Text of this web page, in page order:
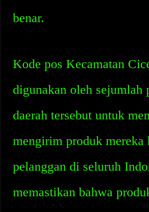
benar.
Kode pos Kecamatan
digunakan oleh sejumlah
daerah tersebut untuk
mengirim produk mereka
pelanggan di seluruh
memastikan bahwa